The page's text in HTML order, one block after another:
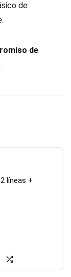
de
de
líneas +